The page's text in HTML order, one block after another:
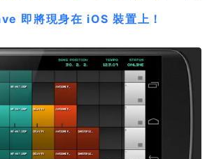
即將現身在 iOS 裝置上！